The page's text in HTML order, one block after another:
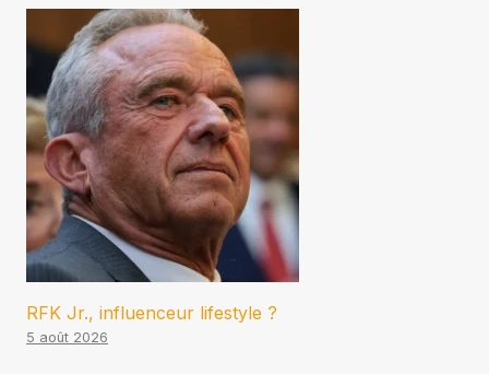
RFK Jr., influenceur lifestyle ?
5 août 2026